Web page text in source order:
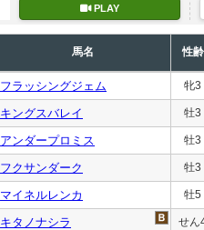
PLAY
馬名 性齢
フラッシングジェム 牝3
キングスバレイ 牡3
アンダープロミス 牡3
フクサンダーク 牡3
マイネルレンカ 牡5
キタノナシラ せん